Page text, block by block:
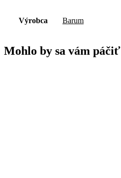
Výrobca Barum
Mohlo by sa vám páčiť